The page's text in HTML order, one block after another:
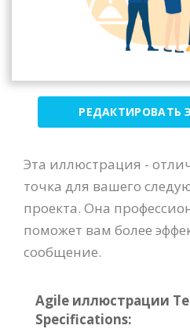
РЕДАКТИРОВАТЬ
Эта иллюстрация -
точка для вашего
проекта. Она
поможет вам более
сообщение.
Agile иллюстрации
Specifications: